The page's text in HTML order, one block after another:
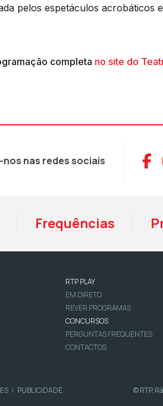
pelos espetáculos acrobáticos
completa no site do
nos nas redes sociais
Frequências
RTP PLAY
EM DIRETO
REVER PROGRAMAS
CONCURSOS
PERGUNTAS FREQUENTES
CONTACTOS
| PUBLICIDADE © RTP,